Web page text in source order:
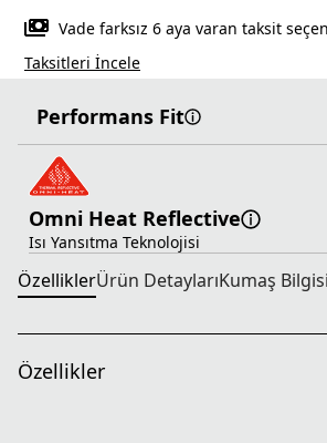
Vade farksız 6 aya varan taksit
Taksitleri İncele
Performans Fit
Omni Heat Reflective
Isı Yansıtma Teknolojisi
ÖzelliklerÜrün DetaylarıKumaş Bilgisi
Özellikler